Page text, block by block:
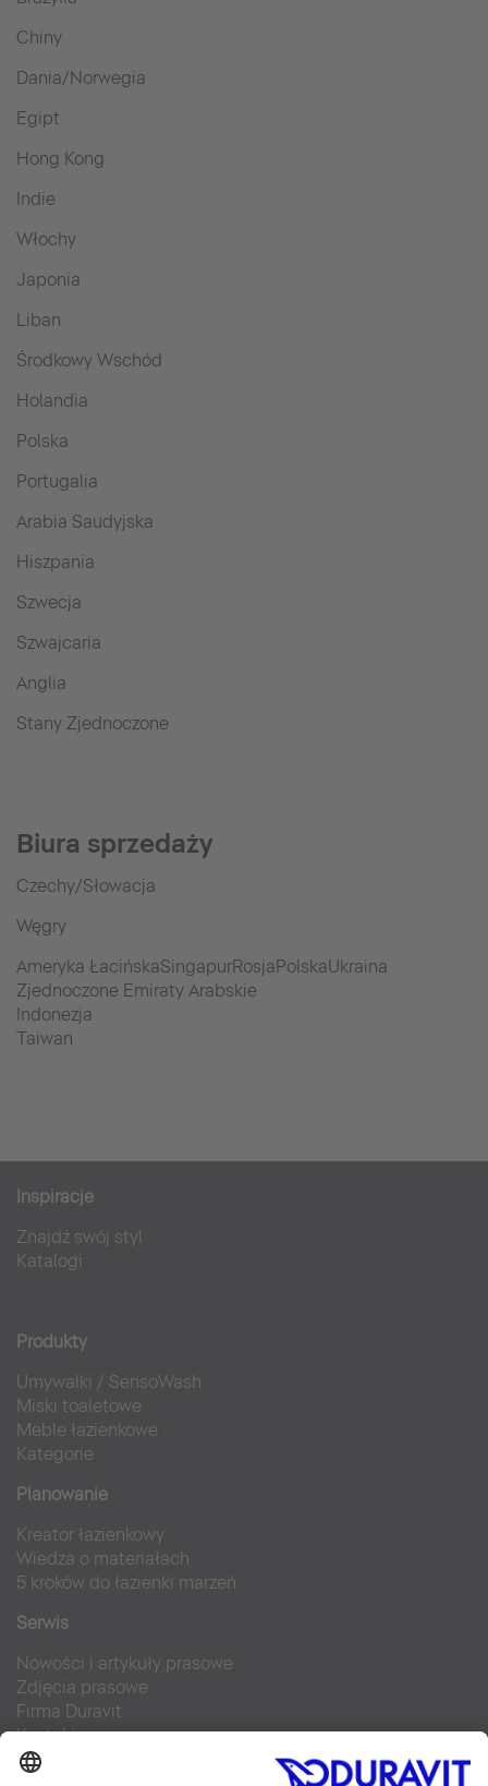
Chiny
Dania/Norwegia
Egipt
Hong Kong
Indie
Włochy
Japonia
Liban
Środkowy Wschód
Holandia
Polska
Portugalia
Arabia Saudyjska
Hiszpania
Szwecja
Szwajcaria
Anglia
Stany Zjednoczone
Biura sprzedaży
Czechy/Słowacja
Węgry
Ameryka ŁacińskaSingapurRosjaPolskaUkraina
Zjednoczone Emiraty Arabskie
Indonezja
Taiwan
Inspiracje
Znajdź swój styl
Katalogi
Produkty
Umywalki / SensoWash
Miski toaletowe
Meble łazienkowe
Kategorie
Planowanie
Kreator łazienkowy
Wiedza o materiałach
5 kroków do łazienki marzeń
Serwis
Nowości i artykuły prasowe
Zdjęcia prasowe
Firma Duravit
Kontakt
Najczęściej zadawane pytania